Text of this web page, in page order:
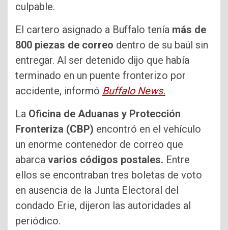
culpable.
El cartero asignado a Buffalo tenía más de
800 piezas de correo dentro de su baúl sin
entregar. Al ser detenido dijo que había
terminado en un puente fronterizo por
accidente, informó Buffalo News.
La Oficina de Aduanas y Protección
Fronteriza (CBP) encontró en el vehículo
un enorme contenedor de correo que
abarca varios códigos postales. Entre
ellos se encontraban tres boletas de voto
en ausencia de la Junta Electoral del
condado Erie, dijeron las autoridades al
periódico.